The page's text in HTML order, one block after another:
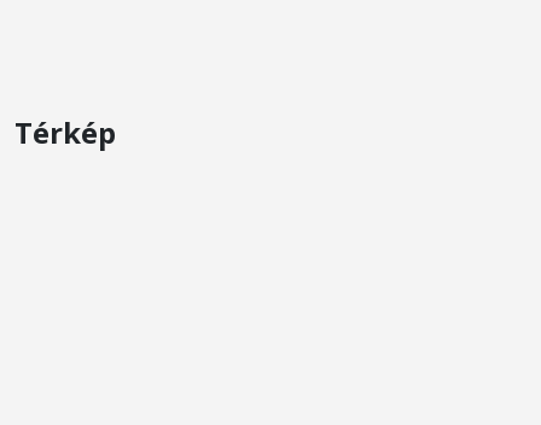
Térkép